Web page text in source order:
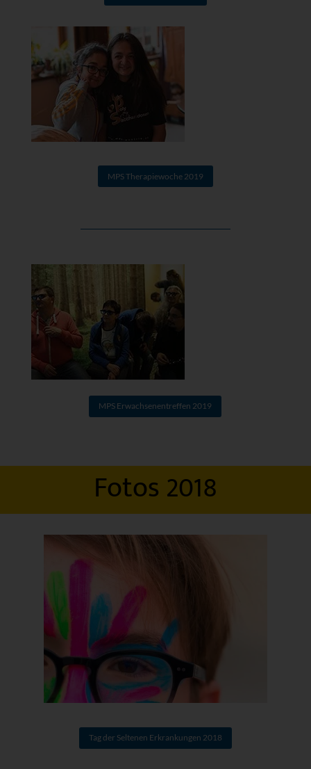
MPS Therapiewoche 2019
MPS Erwachsenentreffen 2019
Fotos 2018
Tag der Seltenen Erkrankungen 2018